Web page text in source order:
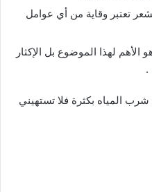
تعتبر وقاية من أي عوامل
الأهم لهذا الموضوع بل الإكثار
.
المياه بكثرة فلا تستهيني